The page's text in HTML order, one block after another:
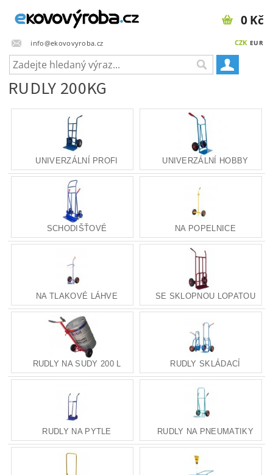
info@ekovovyroba.cz CZK EUR
0 Kč
RUDLY 200KG
UNIVERZÁLNÍ PROFI UNIVERZÁLNÍ HOBBY
SCHODIŠŤOVÉ NA POPELNICE
NA TLAKOVÉ LÁHVE SE SKLOPNOU LOPATOU
RUDLY NA SUDY 200 L RUDLY SKLÁDACÍ
RUDLY NA PYTLE RUDLY NA PNEUMATIKY